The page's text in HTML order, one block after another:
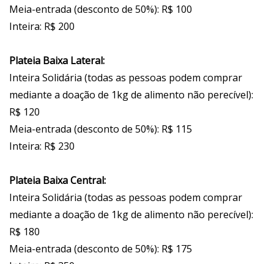
Meia-entrada (desconto de 50%): R$ 100
Inteira: R$ 200
Plateia Baixa Lateral:
Inteira Solidária (todas as pessoas podem comprar
mediante a doação de 1kg de alimento não perecível):
R$ 120
Meia-entrada (desconto de 50%): R$ 115
Inteira: R$ 230
Plateia Baixa Central:
Inteira Solidária (todas as pessoas podem comprar
mediante a doação de 1kg de alimento não perecível):
R$ 180
Meia-entrada (desconto de 50%): R$ 175